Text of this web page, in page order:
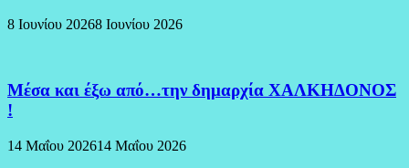
8 Ιουνίου 20268 Ιουνίου 2026
Μέσα και έξω από…την δημαρχία ΧΑΛΚΗΔΟΝΟΣ
!
14 Μαΐου 202614 Μαΐου 2026